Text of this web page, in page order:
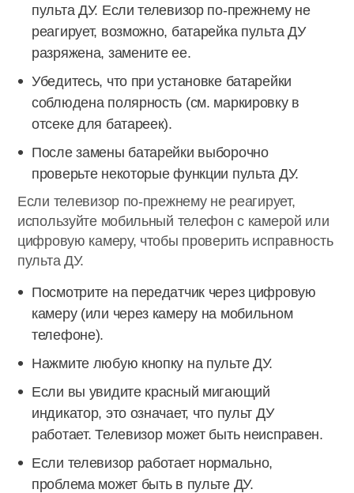
пульта ДУ. Если телевизор по-прежнему не
реагирует, возможно, батарейка пульта ДУ
разряжена, замените ее.
Убедитесь, что при установке батарейки
соблюдена полярность (см. маркировку в
отсеке для батареек).
После замены батарейки выборочно
проверьте некоторые функции пульта ДУ.
Если телевизор по-прежнему не реагирует,
используйте мобильный телефон с камерой или
цифровую камеру, чтобы проверить исправность
пульта ДУ.
Посмотрите на передатчик через цифровую
камеру (или через камеру на мобильном
телефоне).
Нажмите любую кнопку на пульте ДУ.
Если вы увидите красный мигающий
индикатор, это означает, что пульт ДУ
работает. Телевизор может быть неисправен.
Если телевизор работает нормально,
проблема может быть в пульте ДУ.